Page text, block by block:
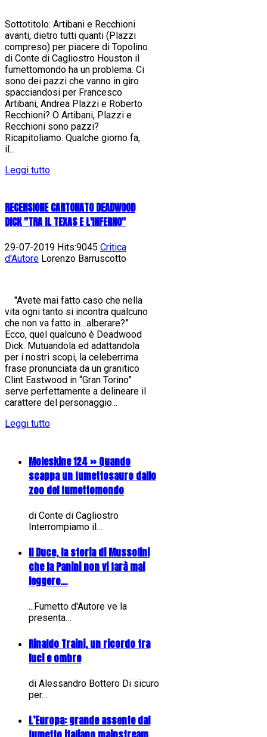
Sottotitolo: Artibani e Recchioni
avanti, dietro tutti quanti (Plazzi
compreso) per piacere di Topolino.
di Conte di Cagliostro Houston il
fumettomondo ha un problema. Ci
sono dei pazzi che vanno in giro
spacciandosi per Francesco
Artibani, Andrea Plazzi e Roberto
Recchioni? O Artibani, Plazzi e
Recchioni sono pazzi?
Ricapitoliamo. Qualche giorno fa,
il...
Leggi tutto
RECENSIONE CARTONATO DEADWOOD
DICK "TRA IL TEXAS E L'INFERNO"
29-07-2019 Hits:9045 Critica
d'Autore Lorenzo Barruscotto
"Avete mai fatto caso che nella
vita ogni tanto si incontra qualcuno
che non va fatto in…alberare?”
Ecco, quel qualcuno è Deadwood
Dick. Mutuandola ed adattandola
per i nostri scopi, la celeberrima
frase pronunciata da un granitico
Clint Eastwood in “Gran Torino”
serve perfettamente a delineare il
carattere del personaggio...
Leggi tutto
Moleskine 124 » Quando
scappa un fumettosauro dallo
zoo del fumettomondo
di Conte di Cagliostro
Interrompiamo il…
Il Duce, la storia di Mussolini
che la Panini non vi farà mai
leggere...
...Fumetto d'Autore ve la
presenta…
Rinaldo Traini, un ricordo tra
luci e ombre
di Alessandro Bottero Di sicuro
per…
L’Europa: grande assente dal